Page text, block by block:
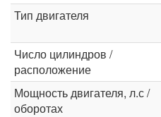
Тип двигателя
Число цилиндров /
расположение
Мощность двигателя, л.с /
оборотах